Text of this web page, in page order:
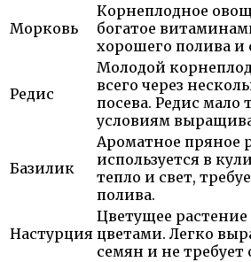
Морковь
Корнеплодное
богатое
хорошего полива и
Редис
Молодой
всего через
посева. Редис мало
условиям
Базилик
Ароматное пряное
используется в
тепло и свет,
полива.
Настурция
Цветущее
цветами. Легко
семян и не требует